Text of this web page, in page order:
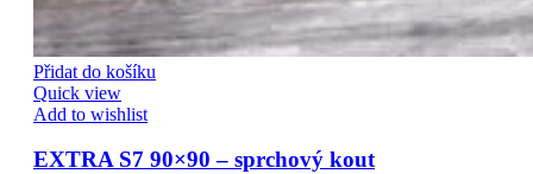
Přidat do košíku
Quick view
Add to wishlist
EXTRA S7 90×90 – sprchový kout